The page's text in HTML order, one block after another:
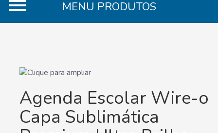
Agenda Escolar Wire-o
Capa Sublimática